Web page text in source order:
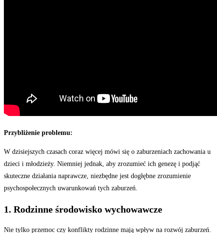
Przybliżenie problemu:
W dzisiejszych czasach coraz więcej mówi się o zaburzeniach zachowania u
dzieci i młodzieży. Niemniej jednak, aby zrozumieć ich genezę i podjąć
skuteczne działania naprawcze, niezbędne jest dogłębne zrozumienie
psychospołecznych uwarunkowań tych zaburzeń.
1. Rodzinne środowisko wychowawcze
Nie tylko przemoc czy konflikty rodzinne mają wpływ na rozwój zaburzeń.